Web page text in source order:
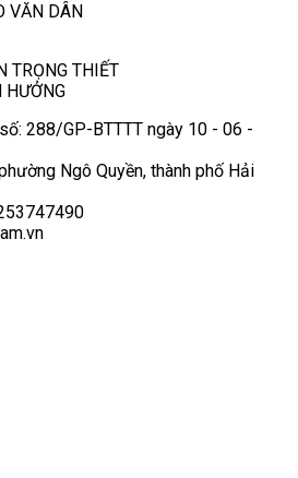
VĂN DÂN
TRỌNG THIẾT
HƯỞNG
288/GP-BTTTT ngày 10 - 06 -
Ngô Quyền, thành phố Hải